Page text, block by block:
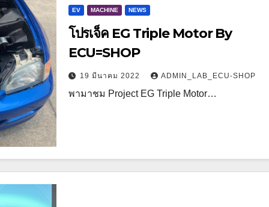
EV MACHINE NEWS
โปรเจ็ค EG Triple Motor By
ECU=SHOP
19 มีนาคม 2022 ADMIN_LAB_ECU-SHOP
พามาชม Project EG Triple Motor…